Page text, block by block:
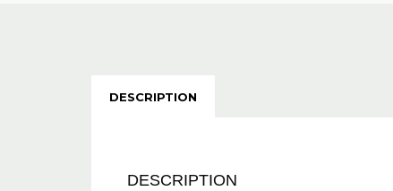
DESCRIPTION
DESCRIPTION